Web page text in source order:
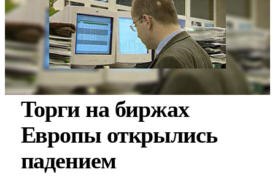
Торги на биржах
Европы открылись
падением